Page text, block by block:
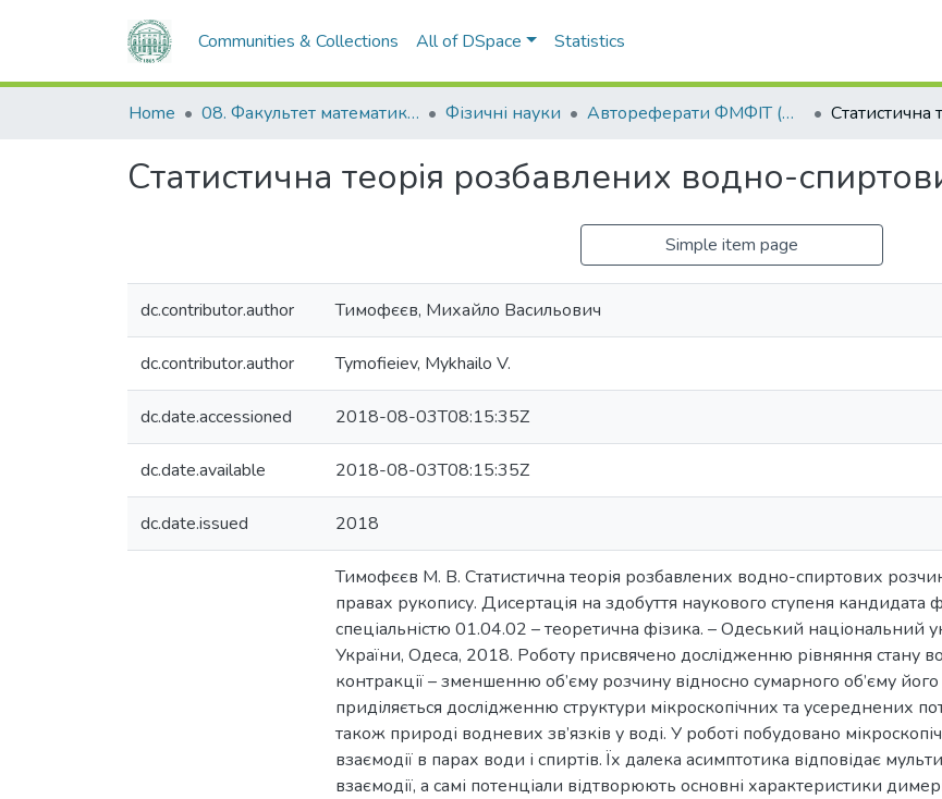
Communities & Collections All of DSpace Statistics
Home 08. Факультет математики, фізики та інформаційних технологій Фізичні науки Автореферати ФМФІТ (Фізичні науки)
Статистична теорія розбавлених водно-
Simple item page
dc.contributor.author Тимофєєв, Михайло Васильович
dc.contributor.author Tymofieiev, Mykhailo V.
dc.date.accessioned 2018-08-03T08:15:35Z
dc.date.available 2018-08-03T08:15:35Z
dc.date.issued 2018
Тимофєєв М. В. Статистична теорія розбавлених водно-спиртових
правах рукопису. Дисертація на здобуття наукового ступеня кандидата
спеціальністю 01.04.02 – теоретична фізика. – Одеський національний
України, Одеса, 2018. Роботу присвячено дослідженню рівняння стану
контракції – зменшенню об’єму розчину відносно сумарного об’єму
приділяється дослідженню структури мікроскопічних та усереднених
також природі водневих зв’язків у воді. У роботі побудовано
взаємодії в парах води і спиртів. Їх далека асимптотика відповідає
взаємодії, а самі потенціали відтворюють основні характеристики